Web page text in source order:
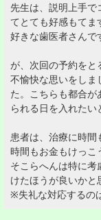
先生は、説明上手で
てとても好感もてま
好きな歯医者さんで
が、次回の予約をと
不愉快な思いをしま
た。こちらも都合
られる日を入れた
患者は、治療に時間
時間もお金もけっこ
そこらへんは特に
けたほうが良いかと
※失礼な対応するの